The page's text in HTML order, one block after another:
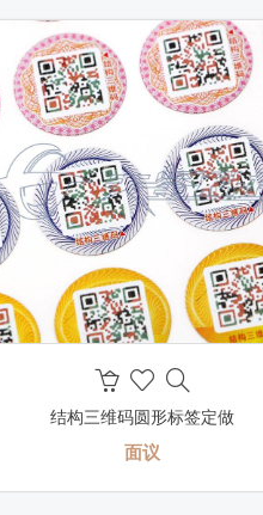
结构三维码圆形标签定做
面议